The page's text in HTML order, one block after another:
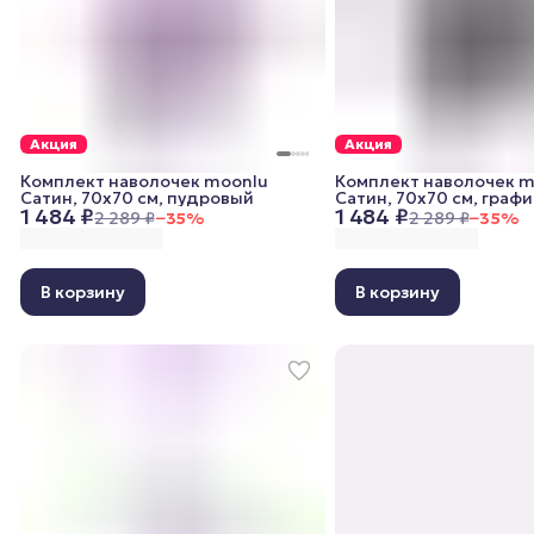
Акция
1 484 ₽2 289 ₽−35%
Комплект наволочек moonlu
Сатин, 70x70 см, пудровый
В корзину
Акция
1 484 ₽2 289 ₽−35%
Комплект наволочек
Сатин, 70x70 см,
В корзину